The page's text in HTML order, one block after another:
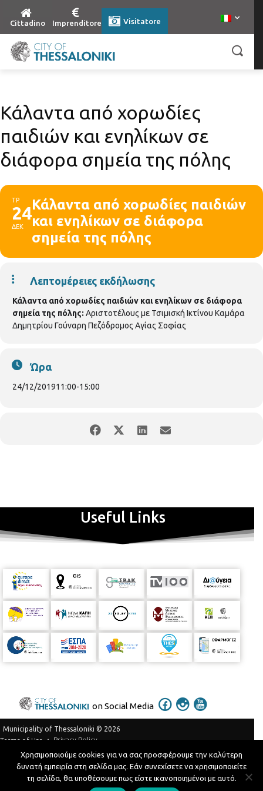
Cittadino Imprenditore Visitatore
Κάλαντα από χορωδίες
παιδιών και ενηλίκων σε
διάφορα σημεία της πόλης
ΤΡ
24
ΔΕΚ
Κάλαντα από χορωδίες παιδιών
και ενηλίκων σε διάφορα
σημεία της πόλης
Λεπτομέρειες εκδήλωσης
Κάλαντα από χορωδίες παιδιών και ενηλίκων σε διάφορα
σημεία της πόλης: Αριστοτέλους με Τσιμισκή Ικτίνου Καμάρα
Δημητρίου Γούναρη Πεζόδρομος Αγίας Σοφίας
Ώρα
24/12/201911:00-15:00
Useful Links
on Social Media
Municipality of Thessaloniki © 2026
Terms of Use
Privacy Policy
Telephone Catalog
Developed byMyCompany Projects
Χρησιμοποιούμε cookies για να σας προσφέρουμε την καλύτερη
δυνατή εμπειρία στη σελίδα μας. Εάν συνεχίσετε να χρησιμοποιείτε
τη σελίδα, θα υποθέσουμε πως είστε ικανοποιημένοι με αυτό.